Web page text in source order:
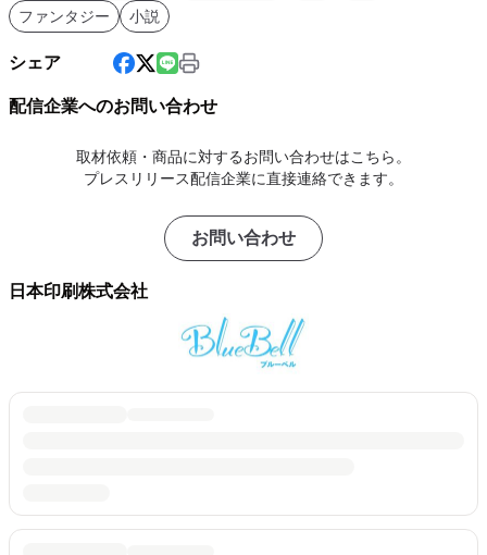
ファンタジー
小説
シェア
配信企業へのお問い合わせ
取材依頼・商品に対するお問い合わせはこちら。
プレスリリース配信企業に直接連絡できます。
お問い合わせ
日本印刷株式会社